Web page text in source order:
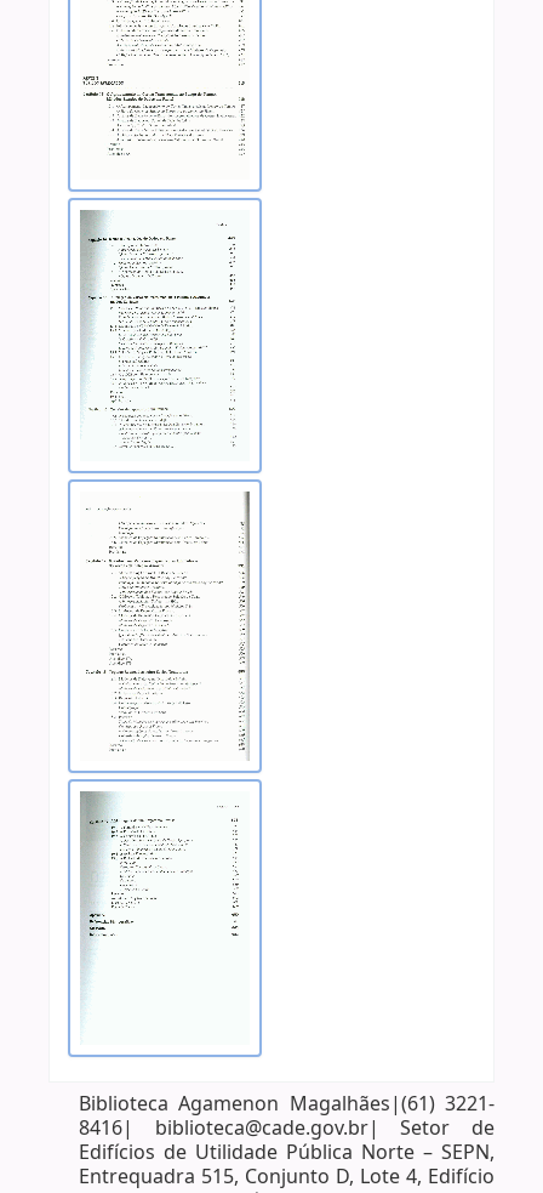
Biblioteca Agamenon Magalhães|(61) 3221-
8416| biblioteca@cade.gov.br| Setor de
Edifícios de Utilidade Pública Norte – SEPN,
Entrequadra 515, Conjunto D, Lote 4, Edifício